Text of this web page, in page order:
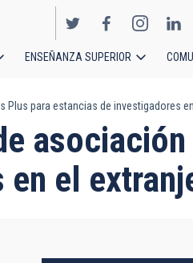
ENSEÑANZA SUPERIOR
Plus para estancias de investigadores
en el